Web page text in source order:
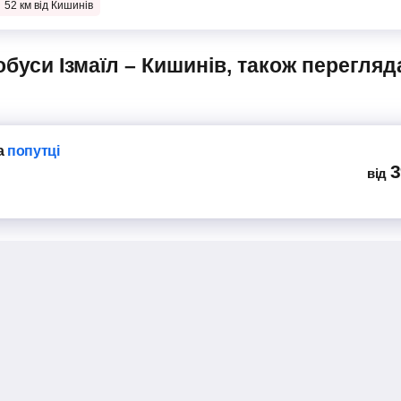
Новощіпний Ряд, 5
52 км від Кишинів
Od-Myk
попутці
від